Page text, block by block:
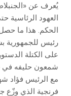
يُعرف عن
العهود الرئاسية
رئيس للجمهورية
على الكتلة
شمعون حليفه في
مع الرئيس فؤاد
فرنجية الذي وزّع